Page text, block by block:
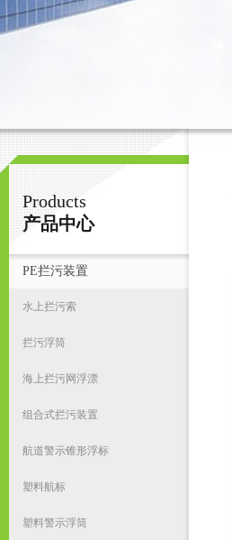
宁波君益塑业有限公司
Products
产品中心
PE拦污装置
水上拦污索
拦污浮筒
海上拦污网浮漂
组合式拦污装置
航道警示锥形浮标
塑料航标
塑料警示浮筒